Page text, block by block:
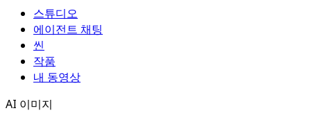
스튜디오
에이전트 채팅
씬
작품
내 동영상
AI 이미지